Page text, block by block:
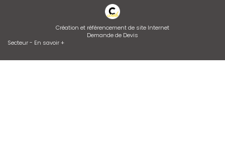
Création et référencement de site Internet
Demande de Devis
Secteur- En savoir +